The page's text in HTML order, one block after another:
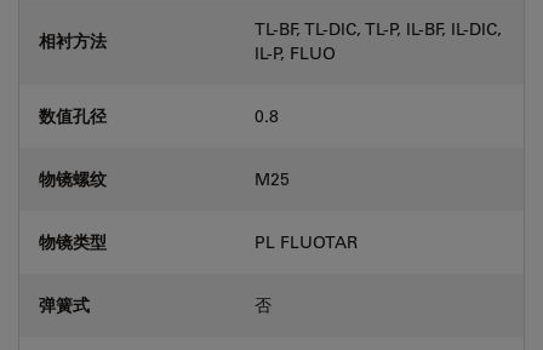
相衬方法
TL-BF, TL-DIC, TL-P, IL-BF, IL-DIC,
IL-P, FLUO
数值孔径 0.8
物镜螺纹 M25
物镜类型 PL FLUOTAR
弹簧式 否